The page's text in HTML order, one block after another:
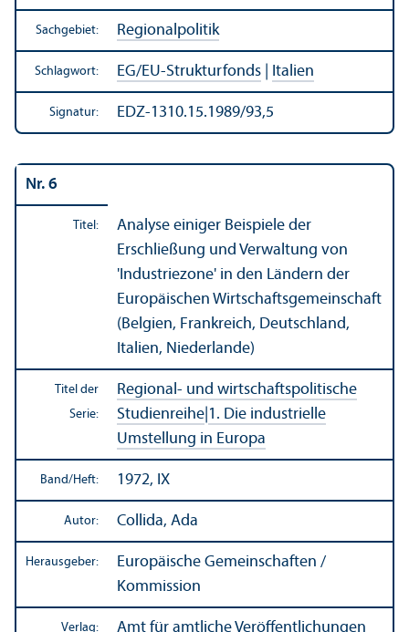
Sachgebiet: Regionalpolitik
Schlagwort: EG/EU-Strukturfonds Italien
Signatur: EDZ-1310.15.1989/93,5
Nr. 6
Titel:
Analyse einiger Beispiele der
Erschließung und Verwaltung von
'Industriezone' in den Ländern der
Europäischen Wirtschafts­gemeinschaft
(Belgien, Frankreich, Deutschland,
Italien, Niederlande)
Titel der
Serie:
Regional- und wirtschafts­politische
Studien­reihe 1. Die industrielle
Umstellung in Europa
Band/Heft: 1972, IX
Autor: Collida, Ada
Herausgeber:
Europäische Gemeinschaften /
Kommission
Verlag: Amt für amtliche Veröffentlichungen